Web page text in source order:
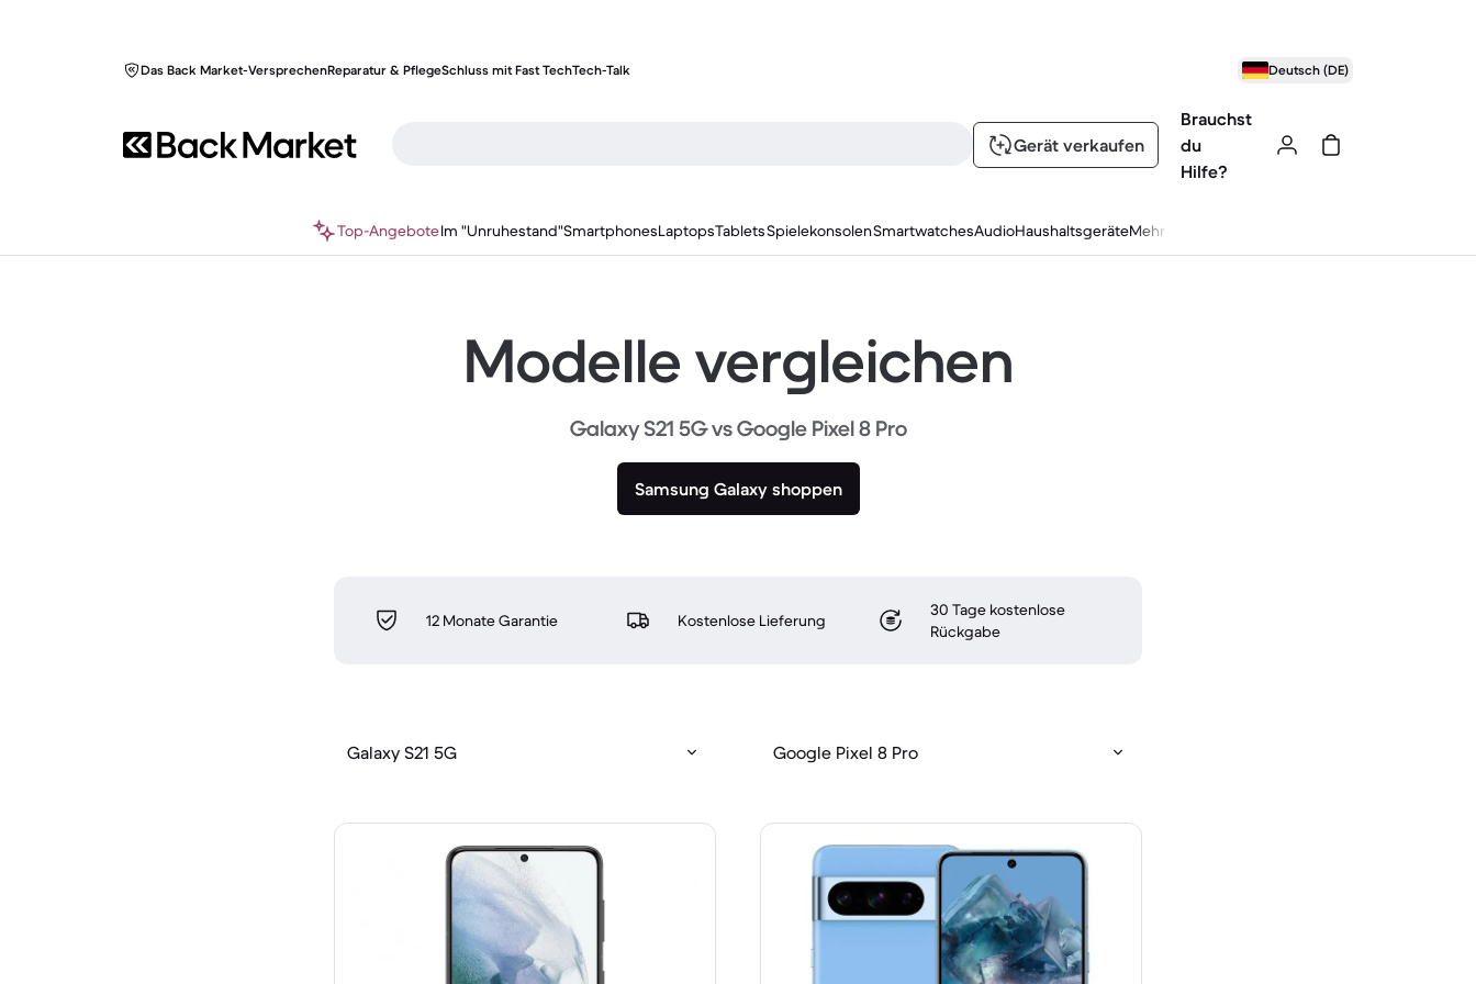
Das Back Market-VersprechenReparatur & PflegeSchluss mit Fast TechTech-Talk Deutsch (DE)
Gerät verkaufen
Brauchst
du
Hilfe?
Top-AngeboteIm "Unruhestand"SmartphonesLaptopsTabletsSpielekonsolenSmartwatchesAudioHaushaltsgeräteMehr
Modelle vergleichen
Galaxy S21 5G vs Google Pixel 8 Pro
Samsung Galaxy shoppen
12 Monate Garantie Kostenlose Lieferung
30 Tage kostenlose
Rückgabe
Galaxy S21 5G Google Pixel 8 Pro